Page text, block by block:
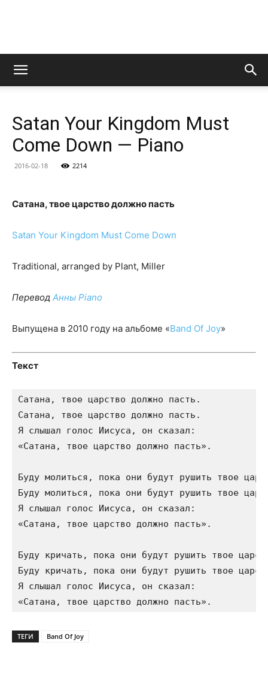
LedZeppelin.Ru
Satan Your Kingdom Must
Come Down — Piano
2016-02-18 2214
Сатана, твое царство должно пасть
Satan Your Kingdom Must Come Down
Traditional, arranged by Plant, Miller
Перевод Анны Piano
Выпущена в 2010 году на альбоме «Band Of Joy»
Текст
Сатана, твое царство должно пасть.
Сатана, твое царство должно пасть.
Я слышал голос Иисуса, он сказал:
«Сатана, твое царство должно пасть».
Буду молиться, пока они будут рушить твое
Буду молиться, пока они будут рушить твое
Я слышал голос Иисуса, он сказал:
«Сатана, твое царство должно пасть».
Буду кричать, пока они будут рушить твое
Буду кричать, пока они будут рушить твое
Я слышал голос Иисуса, он сказал:
ТЕГИ Band Of Joy